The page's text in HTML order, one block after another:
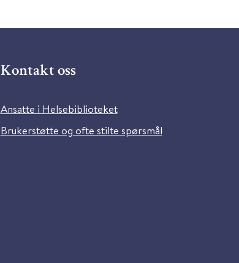
Kontakt oss
Ansatte i Helsebiblioteket
Brukerstøtte og ofte stilte spørsmål